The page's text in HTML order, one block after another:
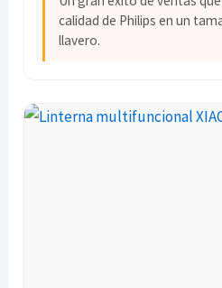
calidad de Philips en un
llavero.